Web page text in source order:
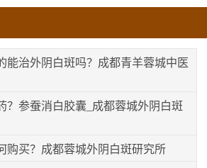
能治外阴白斑吗？成都青羊蓉城中医
？参蚕消白胶囊_成都蓉城外阴白斑
购买？成都蓉城外阴白斑研究所